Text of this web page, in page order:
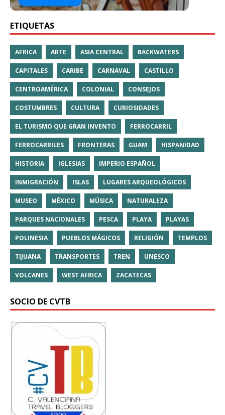
ETIQUETAS
AFRICA ARTE ASIA CENTRAL BACKWATERS
CAPITALES CARIBE CARNAVAL CASTILLO
CENTROAMÉRICA COLONIAL CONSEJOS
COSTUMBRES CULTURA CURIOSIDADES
EL TURISMO QUE GRAN INVENTO FERROCARRIL
FERROCARRILES FRONTERAS GUAM HISPANIDAD
HISTORIA IGLESIAS IMPERIO ESPAÑOL
INMIGRACIÓN ISLAS LUGARES ARQUEOLÓGICOS
MUSEO MÉXICO MÚSICA NATURALEZA
PARQUES NACIONALES PESCA PLAYA PLAYAS
POLINESIA PUEBLOS MÁGICOS RELIGIÓN TEMPLOS
TIJUANA TRANSPORTES TREN UNESCO
VOLCANES WEST AFRICA ZACATECAS
SOCIO DE CVTB